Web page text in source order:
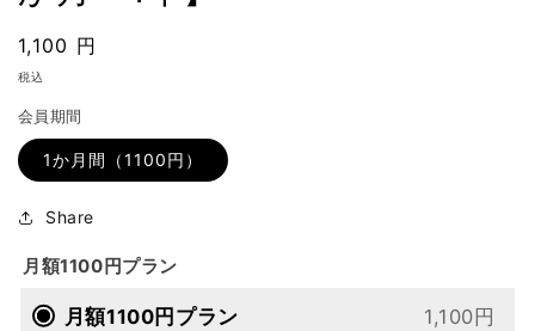
デ
ア
(1)
開
通
常
価
格
1,100 円
税込
会員期間
1か月間（1100円）
Share
月額1100円プラン
月額1100円プラン 1,100円